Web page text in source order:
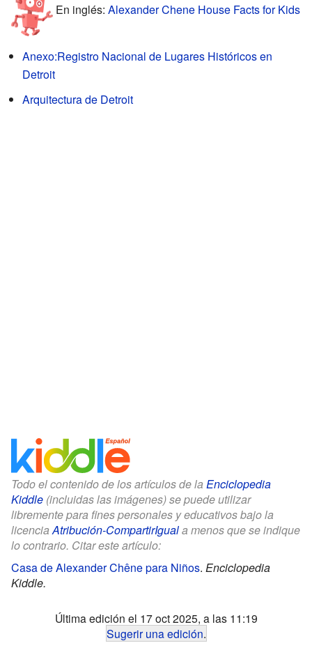
En inglés: Alexander Chene House Facts for Kids
Anexo:Registro Nacional de Lugares Históricos en
Detroit
Arquitectura de Detroit
Todo el contenido de los artículos de la Enciclopedia
Kiddle (incluidas las imágenes) se puede utilizar
libremente para fines personales y educativos bajo la
licenciaAtribución-CompartirIguala menos que se indique
lo contrario. Citar este artículo:
Casa de Alexander Chêne para Niños. Enciclopedia
Kiddle.
Última edición el 17 oct 2025, a las 11:19
Sugerir una edición.